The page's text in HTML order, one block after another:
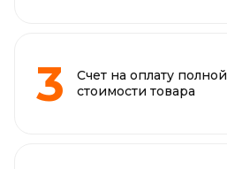
Счет на оплату полной
стоимости товара